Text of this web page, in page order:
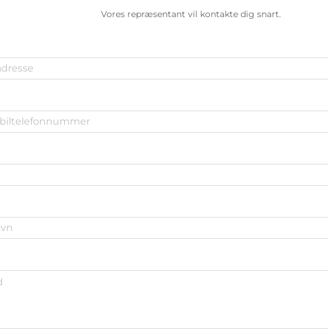
Vores repræsentant vil kontakte dig snart.